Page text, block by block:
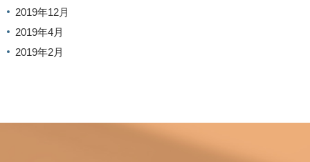
2019年12月
2019年4月
2019年2月